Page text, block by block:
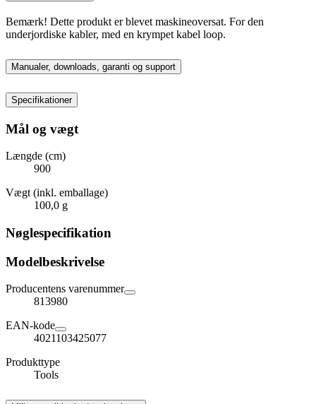
Bemærk! Dette produkt er blevet maskineoversat. For den
underjordiske kabler, med en krympet kabel loop.
Manualer, downloads, garanti og support
Specifikationer
Mål og vægt
Længde (cm)
900
Vægt (inkl. emballage)
100,0 g
Nøglespecifikation
Modelbeskrivelse
Producentens varenummer
813980
EAN-kode
4021103425077
Produkttype
Tools